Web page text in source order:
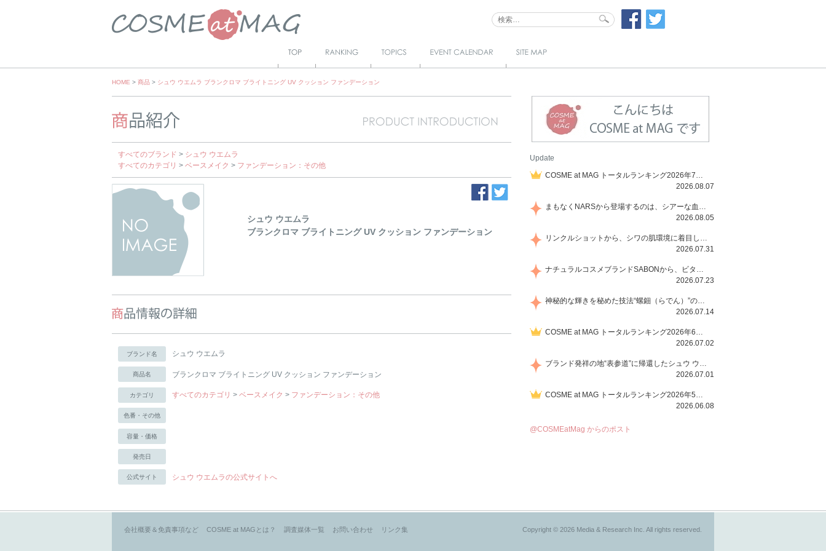
ップ
Skip
HOME > 商品 > シュウ ウエムラ ブランクロマ ブライトニング UV クッション ファンデーション
すべてのブランド > シュウ ウエムラ
すべてのカテゴリ > ベースメイク > ファンデーション：その他
シュウ ウエムラ
ブランクロマ ブライトニング UV クッション ファンデーション
ブランド名 シュウ ウエムラ
商品名 ブランクロマ ブライトニング UV クッション ファンデーション
カテゴリ すべてのカテゴリ > ベースメイク > ファンデーション：その他
色番・その他
容量・価格
発売日
公式サイト シュウ ウエムラの公式サイトへ
Update
COSME at MAG トータルランキング2026年7月号
2026.08.07
まもなくNARSから登場するのは、シアーな血色感と高揚感が魅力の新作リキッドブラッシュ「インセイシャブル リキッドブラッシュ」と、ゴールデンアワーに染まる空にインスピレーションを得た「アフターグロー リップシャイン」の新色！夏をハックして！
2026.08.05
リンクルショットから、シワの肌環境に着目した初のローションとナイトクリームが登場！デイリーケアで、シワ特有の肌環境を改善し、シワが目立たない肌へと導きます。
2026.07.31
ナチュラルコスメブランドSABONから、ビタミンC配合のビタミンスムージーマスク「ラディアンスマスク」と、ペパーミントにオーガニックハーブを凝縮したジェルの涼感トリートメント美容液「スカルプセラム リフレッシング」が登場！日々のデイリーケアで、過酷な猛暑で疲れた肌や頭皮をサポート、心地よくリフレッシュし、優しく肌を整えます。
2026.07.23
神秘的な輝きを秘めた技法“螺鈿（らでん）”の多彩で多様な煌めきに着想を得たSUQQUの2026 秋 カラーコレクションから登場するのは、艶然と輝くアイシャドウや偏光パールを配したフェイスカラー、繊細なパールの煌めくネイル、そしてそれらを際立てる“朧げな艶”を秘めた新リクイドリップ「ブラー リクイド リップ」。強さを秘めたまろやかな洗練の表情に。
2026.07.14
COSME at MAG トータルランキング2026年6月号
2026.07.02
ブランド発祥の地“表参道”に帰還したシュウ ウエムラから、“骨格美“を叶えるクレヨンタイプのフェイスカラー「スカルプト クレヨン」と、ブランド初のリノベーションで進化した名品アイブロウ「ハード フォーミュラ ハード 10」が登場！
2026.07.01
COSME at MAG トータルランキング2026年5月号
2026.06.08
@COSMEatMag からのポスト
会社概要＆免責事項など COSME at MAGとは？ 調査媒体一覧 お問い合わせ リンク集 Copyright © 2026 Media & Research Inc. All rights reserved.